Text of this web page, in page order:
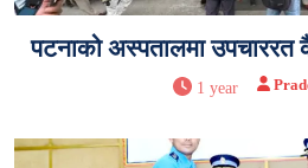
पटनाको अस्पतालमा उपचाररत
1 year